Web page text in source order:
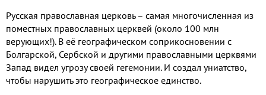
Русская православная церковь – самая многочисленная из
поместных православных церквей (около 100 млн
верующих!). В её географическом соприкосновении с
Болгарской, Сербской и другими православными церквями
Запад видел угрозу своей гегемонии. И создал униатство,
чтобы нарушить это географическое единство.